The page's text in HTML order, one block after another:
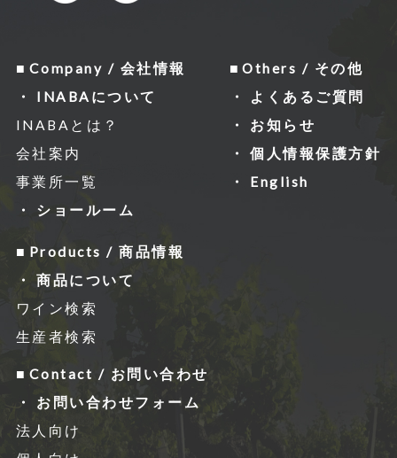
レスなどの情報を収集する場合がありま
すが、「Cookie」で収集される情報は個
⼈を特定できるものではありません。
収集されたデータはGoogleのプライバ
シーポリシーにおいて管理されます。
なお、当サイトのご利⽤をもって、上述
イトが⾏うデータ処理に関し、お客様に
ご承諾いただいたものとみなします。
Googleのプライバシーポリシー
es/privacy/
https://www.google.com/intl/ja/poli
cies/privacy/partners/
Company / 会社情報
INABAについて
INABAとは？
会社案内
事業所一覧
ショールーム
Products / 商品情報
商品について
ワイン検索
生産者検索
Others / その他
よくあるご質問
お知らせ
個人情報保護方針
English
Contact / お問い合わせ
お問い合わせフォーム
法人向け